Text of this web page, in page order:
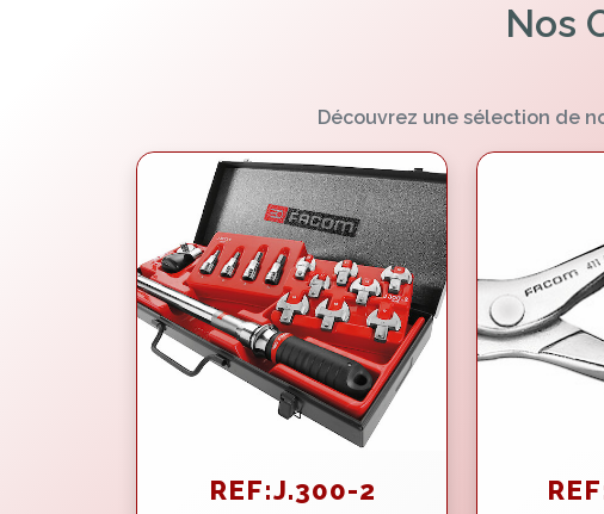
Nos
Découvrez une sélection de
REF:J.300-2